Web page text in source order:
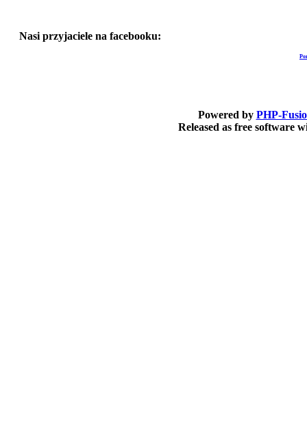
Nasi przyjaciele na facebooku:
Powered by PHP-
Released as free software